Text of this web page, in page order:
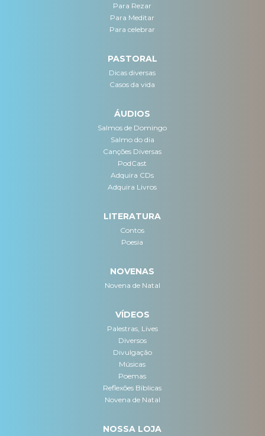
Para Rezar
Para Meditar
Para celebrar
PASTORAL
Dicas diversas
Casos da vida
ÁUDIOS
Salmos de Domingo
Salmo do dia
Canções Diversas
PodCast
Adquira CDs
Adquira Livros
LITERATURA
Contos
Poesia
NOVENAS
Novena de Natal
VÍDEOS
Palestras, Lives
Diversos
Divulgação
Músicas
Poemas
Reflexões Bíblicas
Novena de Natal
NOSSA LOJA